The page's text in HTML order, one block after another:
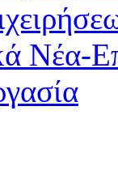
Νέα-